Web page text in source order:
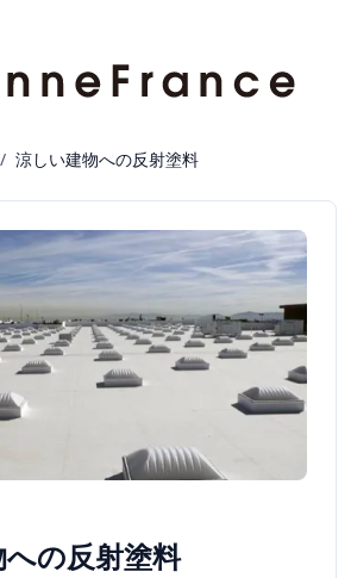
/ 涼しい建物への反射塗料
の反射塗料